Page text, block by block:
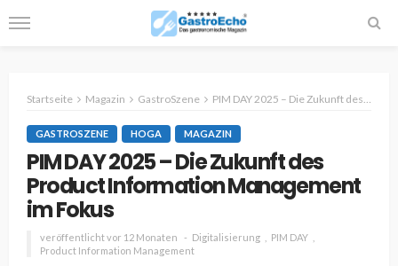
Startseite Magazin GastroSzene PIM DAY 2025 – Die Zukunft des Product Information Management im Fokus
GASTROSZENE HOGA MAGAZIN
PIM DAY 2025 – Die Zukunft des
Product Information Management
im Fokus
veröffentlicht vor 12 Monaten Digitalisierung
PIM DAY
Product Information Management